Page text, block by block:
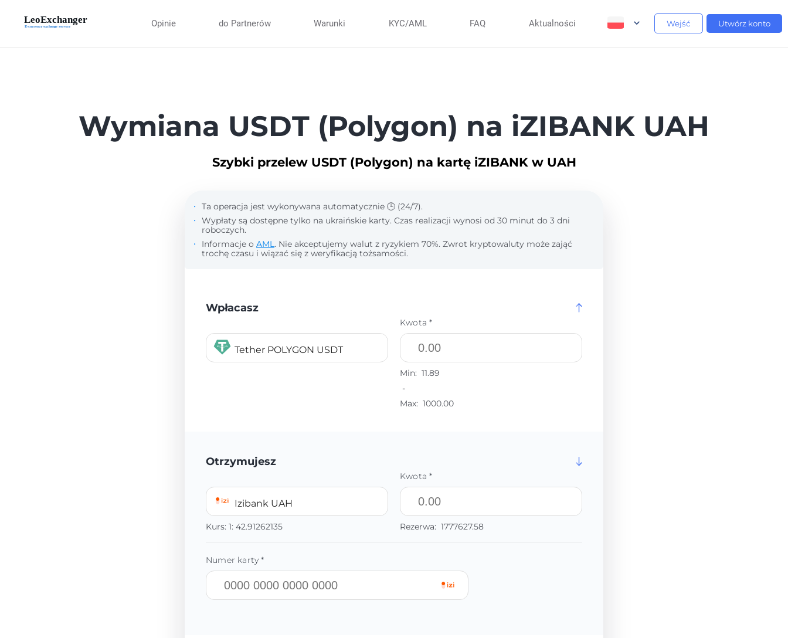
Opinie do Partnerów Warunki KYC/AML FAQ Aktualności Wejść Utwórz konto
Wymiana USDT (Polygon) na iZIBANK UAH
Szybki przelew USDT (Polygon) na kartę iZIBANK w UAH
Ta operacja jest wykonywana automatycznie 🕒 (24/7).
Wypłaty są dostępne tylko na ukraińskie karty. Czas realizacji wynosi od 30 minut do 3 dni
roboczych.
Informacje o AML. Nie akceptujemy walut z ryzykiem 70%. Zwrot kryptowaluty może zająć
trochę czasu i wiązać się z weryfikacją tożsamości.
Wpłacasz
Tether POLYGON USDT
Kwota *
Min: 11.89
-
Max: 1000.00
Otrzymujesz
Izibank UAH
Kurs: 1: 42.91262135
Kwota *
Rezerwa: 1777627.58
Numer karty *